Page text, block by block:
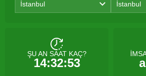
ŞU AN SAAT KAÇ?
14:32:53
İstanbul İstanbul